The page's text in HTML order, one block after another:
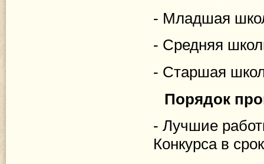
- Младшая
- Средняя
- Старшая
Порядок
- Лучшие
Конкурса в